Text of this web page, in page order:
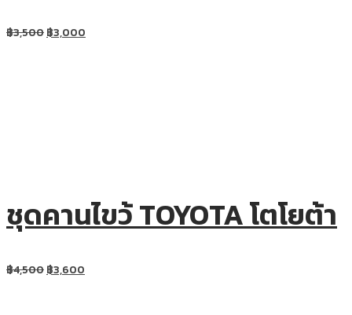
฿3,500฿3,000
ชุดคานไขว้ TOYOTA โตโยต้า
฿4,500฿3,600